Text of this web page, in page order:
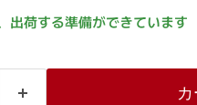
、出荷する準備ができています